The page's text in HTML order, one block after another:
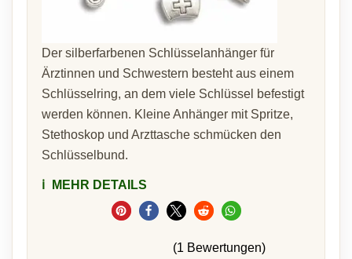
Der silberfarbenen Schlüsselanhänger für
Ärztinnen und Schwestern besteht aus einem
Schlüsselring, an dem viele Schlüssel befestigt
werden können. Kleine Anhänger mit Spritze,
Stethoskop und Arzttasche schmücken den
Schlüsselbund.
ℹ️ MEHR DETAILS
(1 Bewertungen)